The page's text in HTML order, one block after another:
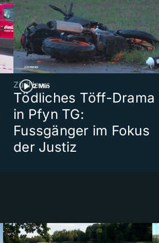
2 Min
ZüriNews
Tödliches Töff-Drama
in Pfyn TG:
Fussgänger im Fokus
der Justiz